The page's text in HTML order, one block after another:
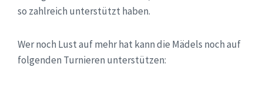
so zahlreich unterstützt haben.
Wer noch Lust auf mehr hat kann die Mädels noch auf
folgenden Turnieren unterstützen: